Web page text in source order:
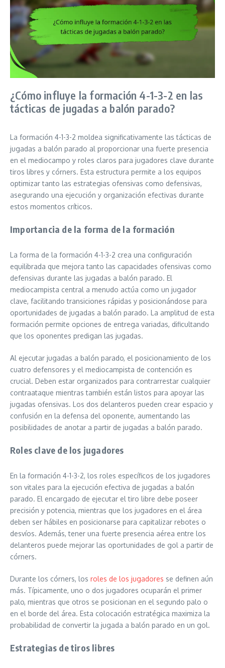
¿Cómo influye la formación 4-1-3-2 en las
tácticas de jugadas a balón parado?
La formación 4-1-3-2 moldea significativamente las tácticas de
jugadas a balón parado al proporcionar una fuerte presencia
en el mediocampo y roles claros para jugadores clave durante
tiros libres y córners. Esta estructura permite a los equipos
optimizar tanto las estrategias ofensivas como defensivas,
asegurando una ejecución y organización efectivas durante
estos momentos críticos.
Importancia de la forma de la formación
La forma de la formación 4-1-3-2 crea una configuración
equilibrada que mejora tanto las capacidades ofensivas como
defensivas durante las jugadas a balón parado. El
mediocampista central a menudo actúa como un jugador
clave, facilitando transiciones rápidas y posicionándose para
oportunidades de jugadas a balón parado. La amplitud de esta
formación permite opciones de entrega variadas, dificultando
que los oponentes predigan las jugadas.
Al ejecutar jugadas a balón parado, el posicionamiento de los
cuatro defensores y el mediocampista de contención es
crucial. Deben estar organizados para contrarrestar cualquier
contraataque mientras también están listos para apoyar las
jugadas ofensivas. Los dos delanteros pueden crear espacio y
confusión en la defensa del oponente, aumentando las
posibilidades de anotar a partir de jugadas a balón parado.
Roles clave de los jugadores
En la formación 4-1-3-2, los roles específicos de los jugadores
son vitales para la ejecución efectiva de jugadas a balón
parado. El encargado de ejecutar el tiro libre debe poseer
precisión y potencia, mientras que los jugadores en el área
deben ser hábiles en posicionarse para capitalizar rebotes o
desvíos. Además, tener una fuerte presencia aérea entre los
delanteros puede mejorar las oportunidades de gol a partir de
córners.
Durante los córners, los roles de los jugadores se definen aún
más. Típicamente, uno o dos jugadores ocuparán el primer
palo, mientras que otros se posicionan en el segundo palo o
en el borde del área. Esta colocación estratégica maximiza la
probabilidad de convertir la jugada a balón parado en un gol.
Estrategias de tiros libres